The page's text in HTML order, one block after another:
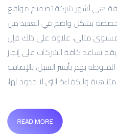
هي أشهر شركة تصميم مواقع
بشكل واضح في العديد من
مثالي، علاوة على ذلك فإن
تساعد كافة الشركات على إنجاز
بهم بأيسر السبل، بالإضافة
والكفاءة التي لا حدود لها،
READ MORE